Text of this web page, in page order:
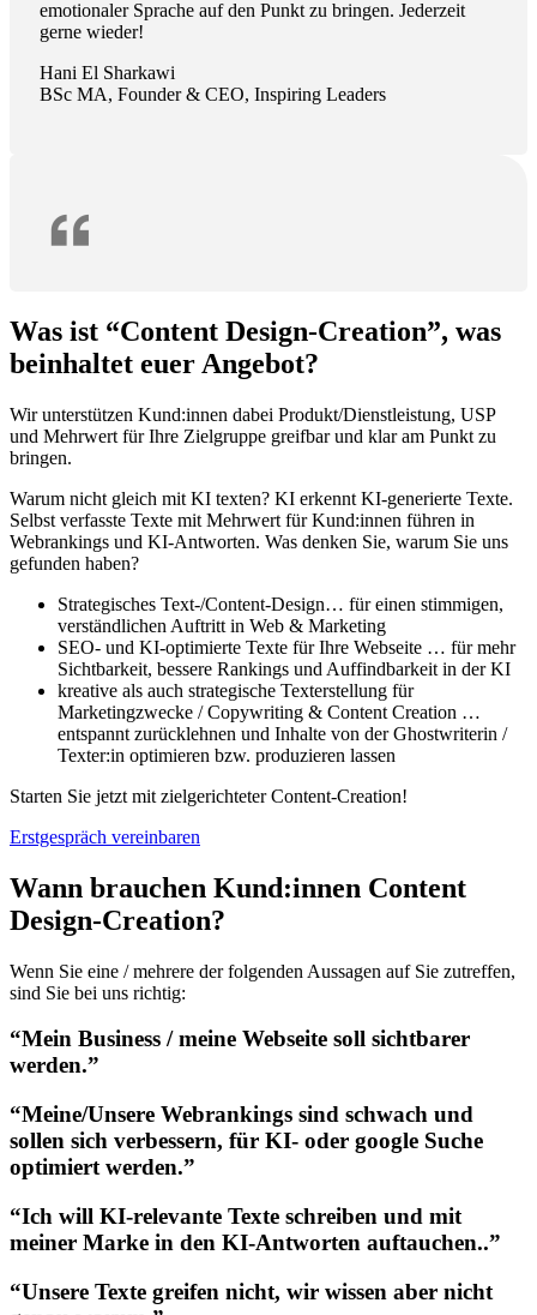
emotionaler Sprache auf den Punkt zu bringen. Jederzeit
gerne wieder!
Hani El Sharkawi
BSc MA, Founder & CEO, Inspiring Leaders
Was ist “Content Design-Creation”, was
beinhaltet euer Angebot?
Wir unterstützen Kund:innen dabei Produkt/Dienstleistung, USP
und Mehrwert für Ihre Zielgruppe greifbar und klar am Punkt zu
bringen.
Warum nicht gleich mit KI texten? KI erkennt KI-generierte Texte.
Selbst verfasste Texte mit Mehrwert für Kund:innen führen in
Webrankings und KI-Antworten. Was denken Sie, warum Sie uns
gefunden haben?
Strategisches Text-/Content-Design… für einen stimmigen,
verständlichen Auftritt in Web & Marketing
SEO- und KI-optimierte Texte für Ihre Webseite … für mehr
Sichtbarkeit, bessere Rankings und Auffindbarkeit in der KI
kreative als auch strategische Texterstellung für
Marketingzwecke / Copywriting & Content Creation …
entspannt zurücklehnen und Inhalte von der Ghostwriterin /
Texter:in optimieren bzw. produzieren lassen
Starten Sie jetzt mit zielgerichteter Content-Creation!
Erstgespräch vereinbaren
Wann brauchen Kund:innen Content
Design-Creation?
Wenn Sie eine / mehrere der folgenden Aussagen auf Sie zutreffen,
sind Sie bei uns richtig:
“Mein Business / meine Webseite soll sichtbarer
werden.”
“Meine/Unsere Webrankings sind schwach und
sollen sich verbessern, für KI- oder google Suche
optimiert werden.”
“Ich will KI-relevante Texte schreiben und mit
meiner Marke in den KI-Antworten auftauchen..”
“Unsere Texte greifen nicht, wir wissen aber nicht